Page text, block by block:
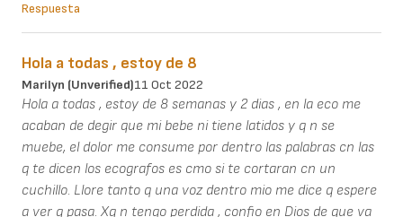
Respuesta
Hola a todas , estoy de 8
Marilyn (unverified)11 Oct 2022
Hola a todas , estoy de 8 semanas y 2 dias , en la eco me
acaban de degir que mi bebe ni tiene latidos y q n se
muebe, el dolor me consume por dentro las palabras cn las
q te dicen los ecografos es cmo si te cortaran cn un
cuchillo. Llore tanto q una voz dentro mio me dice q espere
a ver q pasa. Xq n tengo perdida , confio en Dios de que va